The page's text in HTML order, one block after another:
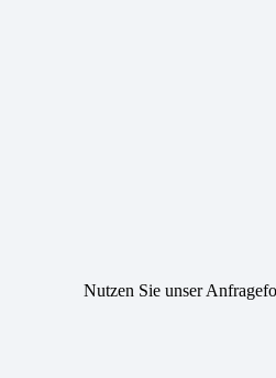
Nutzen Sie unser